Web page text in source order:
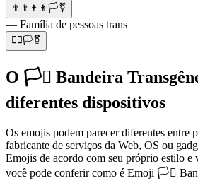
👨‍👨‍👦‍👦🏳️‍⚧️
— Família de pessoas trans
🏳️‍🌈🏳️‍⚧️
O 🏳️‍⚧️ Bandeira
diferentes dispositivos
Os emojis podem parecer diferentes entre
fabricante de serviços da Web, OS ou
Emojis de acordo com seu próprio estilo e
você pode conferir como é Emoji 🏳️‍⚧️